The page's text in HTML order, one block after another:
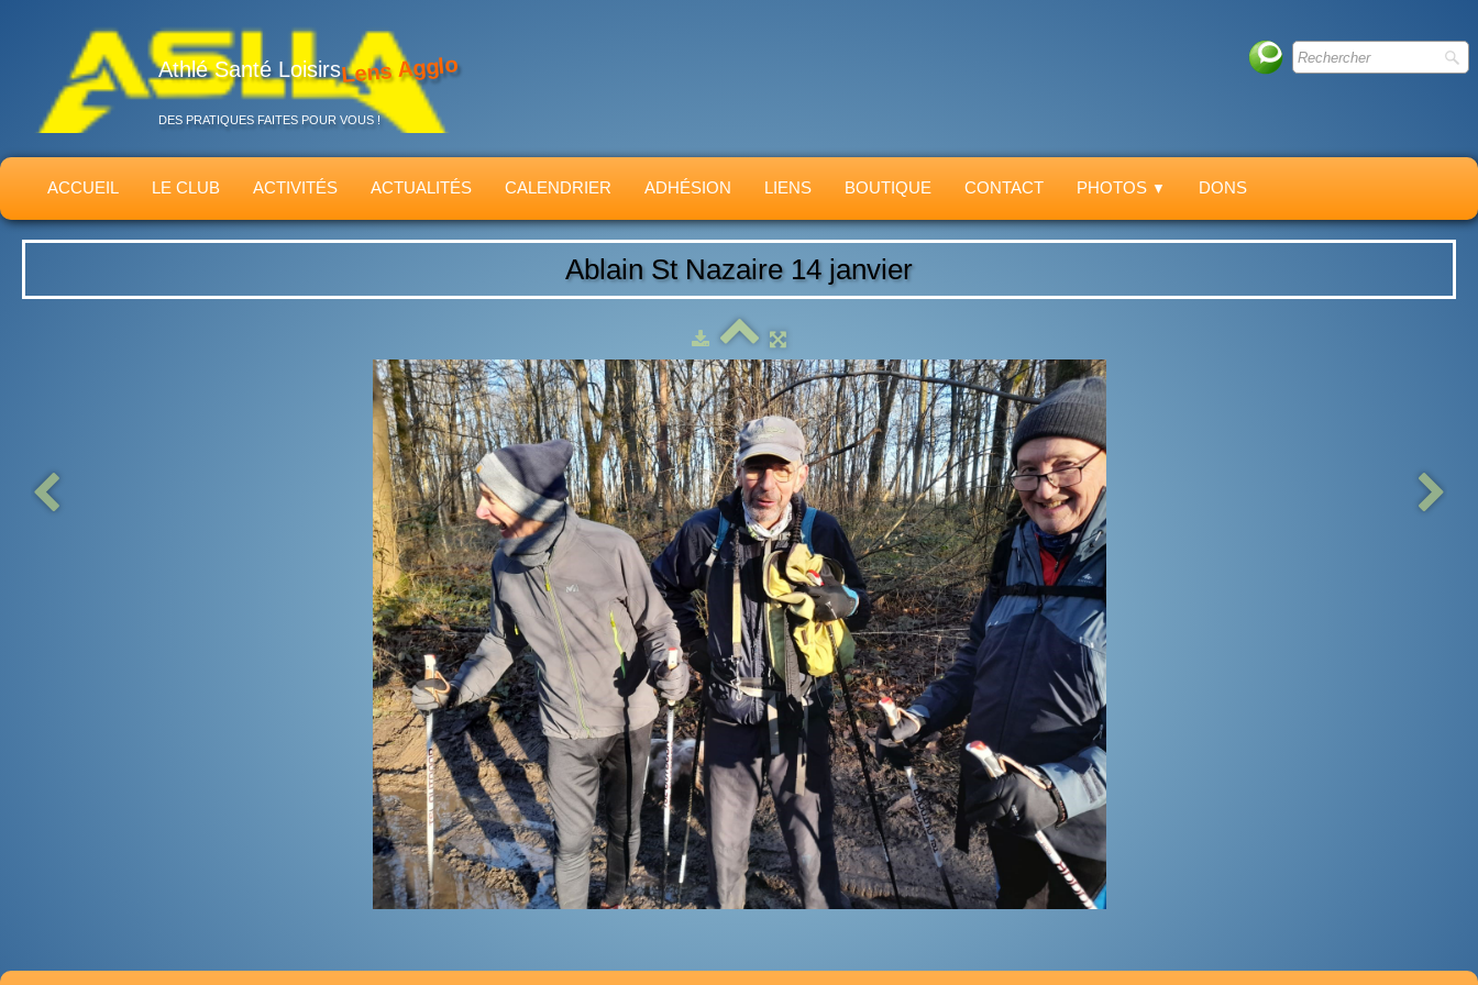
Athlé Santé LoisirsLens Agglo
DES PRATIQUES FAITES POUR VOUS !
ACCUEIL LE CLUB ACTIVITÉS ACTUALITÉS CALENDRIER ADHÉSION LIENS BOUTIQUE CONTACT PHOTOS ▼ DONS
Ablain St Nazaire 14 janvier